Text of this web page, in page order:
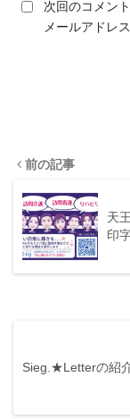
次回のコメン
メールアドレ
前の記事
天
印
Sieg.★Letterの紹